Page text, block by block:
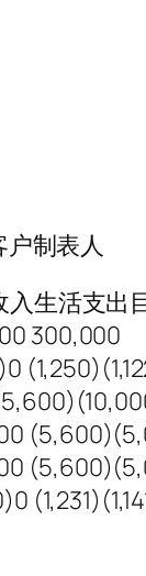
户制表人
生活支出
300,000